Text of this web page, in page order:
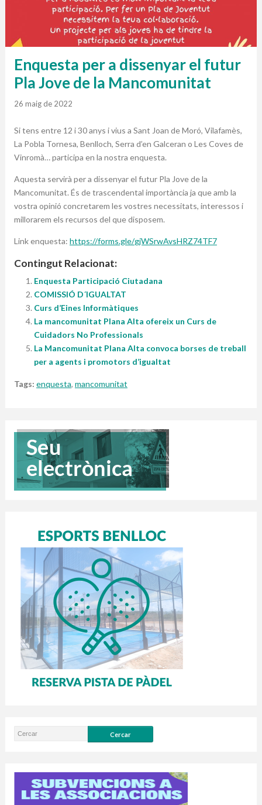
Enquesta per a dissenyar el futur
Pla Jove de la Mancomunitat
26 maig de 2022
Si tens entre 12 i 30 anys i vius a Sant Joan de Moró, Vilafamès,
La Pobla Tornesa, Benlloch, Serra d’en Galceran o Les Coves de
Vinromà… participa en la nostra enquesta.
Aquesta servirà per a dissenyar el futur Pla Jove de la
Mancomunitat. És de trascendental importància ja que amb la
vostra opinió concretarem les vostres necessitats, interessos i
millorarem els recursos del que disposem.
Link enquesta: https://forms.gle/gjWSrwAvsHRZ74TF7
Contingut Relacionat:
Enquesta Participació Ciutadana
COMISSIÓ D´IGUALTAT
Curs d’Eines Informàtiques
La mancomunitat Plana Alta ofereix un Curs de
Cuidadors No Professionals
La Mancomunitat Plana Alta convoca borses de treball
per a agents i promotors d’igualtat
Tags: enquesta, mancomunitat